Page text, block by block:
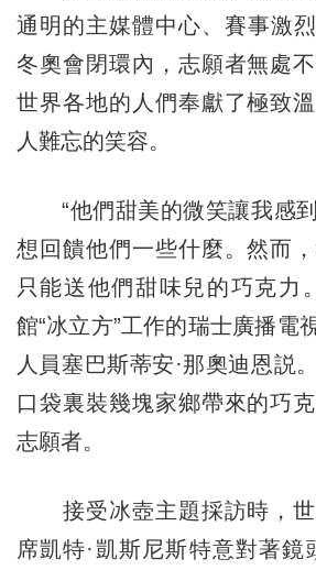
通明的主媒體中心、賽事激
冬奧會閉環內，志願者無處
世界各地的人們奉獻了極致
人難忘的笑容。
“他們甜美的微笑讓我感到
想回饋他們一些什麼。然而
只能送他們甜味兒的巧克力
館“冰立方”工作的瑞士廣播電
人員塞巴斯蒂安·那奧迪恩説
口袋裏裝幾塊家鄉帶來的巧
志願者。
接受冰壺主題採訪時，世
席凱特·凱斯尼斯特意對著鏡